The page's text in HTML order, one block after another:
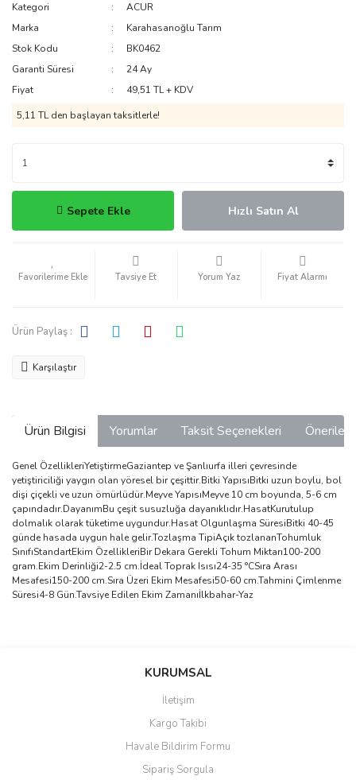
Kategori
ACUR
Marka
Karahasanoğlu Tarım
Stok Kodu
BK0462
Garanti Süresi
24 Ay
Fiyat
49,51 TL + KDV
5,11 TL den başlayan taksitlerle!
Sepete Ekle Hızlı Satın Al
Tavsiye Et Yorum Yaz Fiyat Alarmı
Ürün Paylaş :
Karşılaştır
Ürün Bilgisi Yorumlar Taksit Seçenekleri
Genel ÖzellikleriYetiştirmeGaziantep ve Şanlıurfa illeri çevresinde
yetiştiriciliği yaygın olan yöresel bir çeşittir.Bitki YapısıBitki uzun boylu, bol
dişi çiçekli ve uzun ömürlüdür.Meyve YapısıMeyve 10 cm boyunda, 5-6 cm
çapındadır.DayanımBu çeşit susuzluğa dayanıklıdır.HasatKurutulup
dolmalık olarak tüketime uygundur.Hasat Olgunlaşma SüresiBitki 40-45
günde hasada uygun hale gelir.Tozlaşma TipiAçık tozlananTohumluk
SınıfıStandartEkim ÖzellikleriBir Dekara Gerekli Tohum Miktarı100-200
gram.Ekim Derinliği2-2.5 cm.İdeal Toprak Isısı24-35 °CSıra Arası
Mesafesi150-200 cm.Sıra Üzeri Ekim Mesafesi50-60 cm.Tahmini Çimlenme
Süresi4-8 Gün.Tavsiye Edilen Ekim Zamanıİlkbahar-Yaz
Bu ürüne ilk yorumu siz yapın!
Ürün resmi kalitesiz, bozuk veya görüntülenemiyor.
Ürün açıklamasında eksik bilgiler bulunuyor.
Ürün bilgilerinde hatalar bulunuyor.
KURUMSAL
İletişim
Kargo Takibi
Havale Bildirim Formu
Sipariş Sorgula